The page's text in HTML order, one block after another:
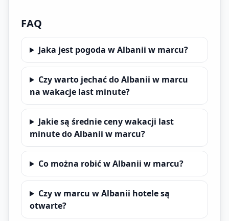
FAQ
Jaka jest pogoda w Albanii w marcu?
Czy warto jechać do Albanii w marcu
na wakacje last minute?
Jakie są średnie ceny wakacji last
minute do Albanii w marcu?
Co można robić w Albanii w marcu?
Czy w marcu w Albanii hotele są
otwarte?